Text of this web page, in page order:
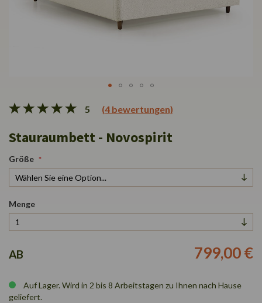
5 (4 bewertungen)
Stauraumbett - Novospirit
Größe
Menge
AB 799,00 €
Auf Lager. Wird in 2 bis 8 Arbeitstagen zu Ihnen nach Hause
geliefert.
Anfang
Bildgalerie